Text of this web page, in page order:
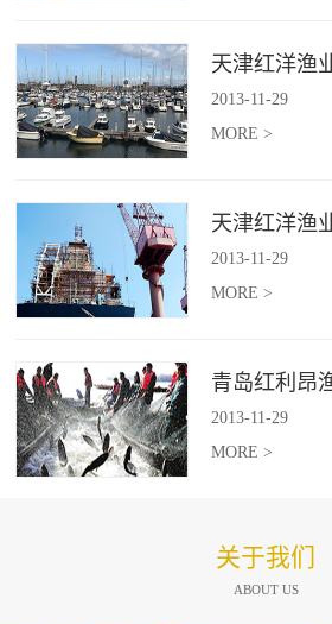
2013-11-29
MORE >
2013-11-29
MORE >
青岛红利昂
2013-11-29
MORE >
关于我们
ABOUT US